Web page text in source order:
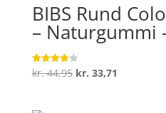
BIBS Rund
– Naturgummi
Vurderet
3.9
kr.44,95 Den
kr. 33,71